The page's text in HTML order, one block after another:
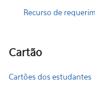
Recurso de
Cartão
Cartões dos estudantes